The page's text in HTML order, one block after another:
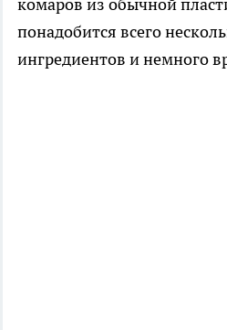
понадобится всего
ингредиентов и немного